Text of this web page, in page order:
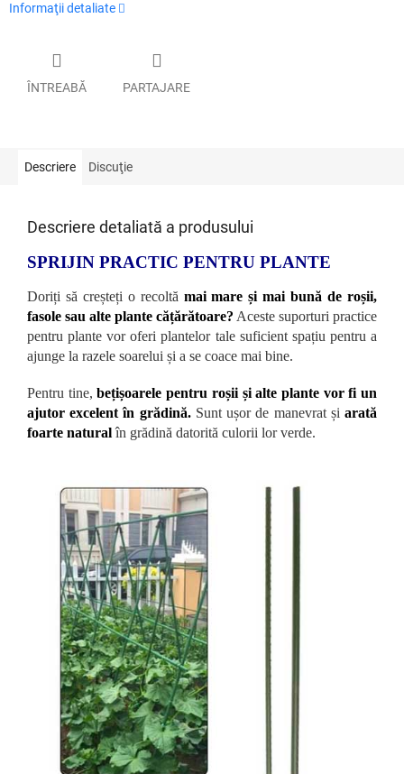
Informaţii detaliate
ÎNTREABĂ PARTAJARE
Descriere Discuţie
Descriere detaliată a produsului
SPRIJIN PRACTIC PENTRU PLANTE
Doriți să creșteți o recoltă mai mare și mai bună de roșii,
fasole sau alte plante cățărătoare? Aceste suporturi practice
pentru plante vor oferi plantelor tale suficient spațiu pentru a
ajunge la razele soarelui și a se coace mai bine.
Pentru tine,bețișoarele pentru roșii și alte plante vor fi un
ajutor excelent în grădină.Sunt ușor de manevrat șiarată
foarte naturalîn grădină datorită culorii lor verde.